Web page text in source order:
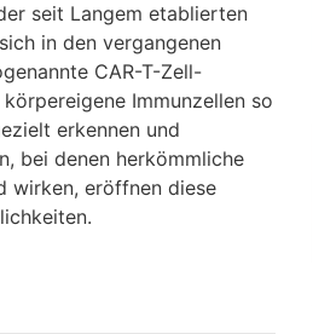
seit Langem etablierten
in den vergangenen
CAR-T-Zell-
Immunzellen so
erkennen und
bei denen herkömmliche
wirken, eröffnen diese